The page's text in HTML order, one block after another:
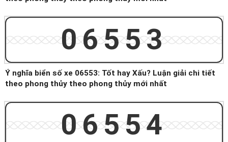
06553
Ý nghĩa biển số xe 06553: Tốt hay Xấu? Luận giải chi tiết
theo phong thủy theo phong thủy mới nhất
06554